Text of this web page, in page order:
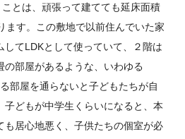
とは、頑張って建てても延床面積
ます。この敷地で以前住んでいた家
してLDKとして使っていて、２階は
の部屋があるような、いわゆる
部屋を通らないと子どもたちが自
子どもが中学生くらいになると、本
も居心地悪く、子供たちの個室が必